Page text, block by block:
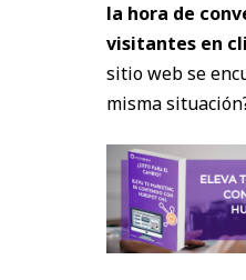
la hora de
visitantes en
sitio web se
misma